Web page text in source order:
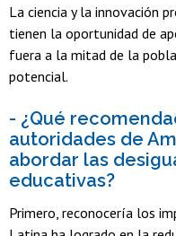
La ciencia y la innovación
tienen la oportunidad de
fuera a la mitad de la
potencial.
- ¿Qué
autoridades de
abordar las
educativas?
Primero, reconocería los